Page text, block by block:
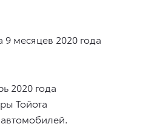
2020 года
Тойота